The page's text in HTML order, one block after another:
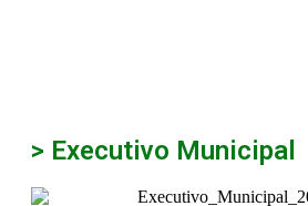
> Executivo Municipal